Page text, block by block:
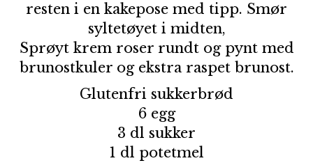
resten i en kakepose med tipp. Smør
syltetøyet i midten,
Sprøyt krem roser rundt og pynt med
brunostkuler og ekstra raspet brunost.
Glutenfri sukkerbrød
6 egg
3 dl sukker
1 dl potetmel